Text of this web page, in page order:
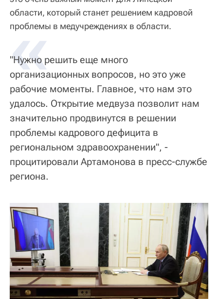
области, который станет решением кадровой
проблемы в медучреждениях в области.
«
"Нужно решить еще много
организационных вопросов, но это уже
рабочие моменты. Главное, что нам это
удалось. Открытие медвуза позволит нам
значительно продвинутся в решении
проблемы кадрового дефицита в
региональном здравоохранении", -
процитировали Артамонова в пресс-службе
региона.